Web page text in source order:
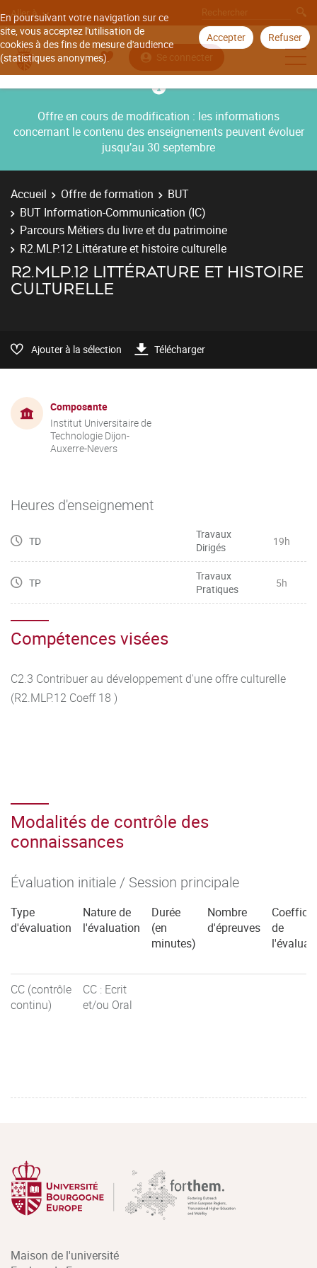
En poursuivant votre navigation sur ce
site, vous acceptez l'utilisation de
cookies à des fins de mesure d'audience
(statistiques anonymes).
Accepter Refuser
Aller à
Se connecter
Offre en cours de modification : les informations
concernant le contenu des enseignements peuvent évoluer
jusqu’au 30 septembre
Accueil Offre de formation
BUT
BUT Information-Communication (IC)
Parcours Métiers du livre et du patrimoine
R2.MLP.12 Littérature et histoire culturelle
R2.MLP.12 LITTÉRATURE ET HISTOIRE
CULTURELLE
Ajouter à la sélection Télécharger
Composante
Institut Universitaire de
Technologie Dijon-
Auxerre-Nevers
Heures d'enseignement
TD
Travaux
Dirigés
19h
TP
Travaux
Pratiques
5h
Compétences visées
C2.3 Contribuer au développement d'une offre culturelle
(R2.MLP.12 Coeff 18 )
Modalités de contrôle des
connaissances
Évaluation initiale / Session principale
Type
d'évaluation
Nature de
l'évaluation
Durée
(en
minutes)
Nombre
d'épreuves
de
CC (contrôle
continu)
CC : Ecrit
et/ou Oral
Maison de l'université